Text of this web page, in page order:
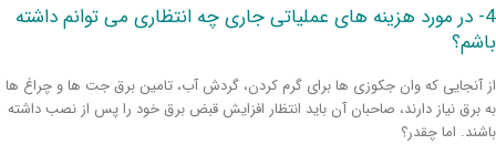
4- در مورد هزینه های عملیاتی جاری چه انتظاری می توانم داشته
آنجایی که وان جکوزی ها برای گرم کردن، گردش آب، تامین برق جت ها و چراغ ها
برق نیاز دارند، صاحبان آن باید انتظار افزایش قبض برق خود را پس از نصب داشته
اما چقدر؟